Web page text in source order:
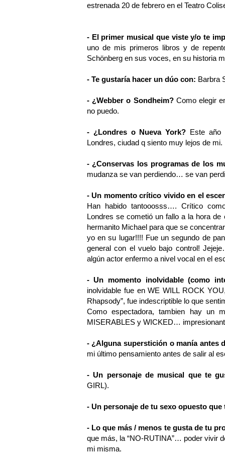
estrenada 20 de febrero en el Teatro
- El primer musical que viste y/o te
uno de mis primeros libros y de
Schönberg en sus voces, en su historia
- Te gustaría hacer un dúo con: Barbra
- ¿Webber o Sondheim?Como elegir
no puedo.
- ¿Londres o Nueva York? Este año
Londres, ciudad q siento muy lejos de mi.
- ¿Conservas los programas de los
mudanza se van perdiendo… se van
- Un momento crítico vivido en el
Han habido tantooosss…. Crítico
Londres se cometió un fallo a la hora
hermanito Michael para que se
yo en su lugar!!!! Fue un segundo de
general con el vuelo bajo control!
algún actor enfermo a nivel vocal en el
- Un momento inolvidable (como
inolvidable fue en WE WILL ROCK
Rhapsody”, fue indescriptible lo que
Como espectadora, tambien hay un
MISERABLES y WICKED…
- ¿Alguna superstición o manía antes
mi último pensamiento antes de salir al
- Un personaje de musical que te
GIRL).
- Un personaje de tu sexo opuesto
- Lo que más / menos te gusta de tu
que más, la “NO-RUTINA”… poder vivir
mi misma.